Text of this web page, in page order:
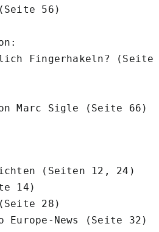
56)
Fingerhakeln? (Seite
Marc Sigle (Seite 66)
(Seiten 12, 24)
14)
(Seite 28)
Europe-News (Seite 32)